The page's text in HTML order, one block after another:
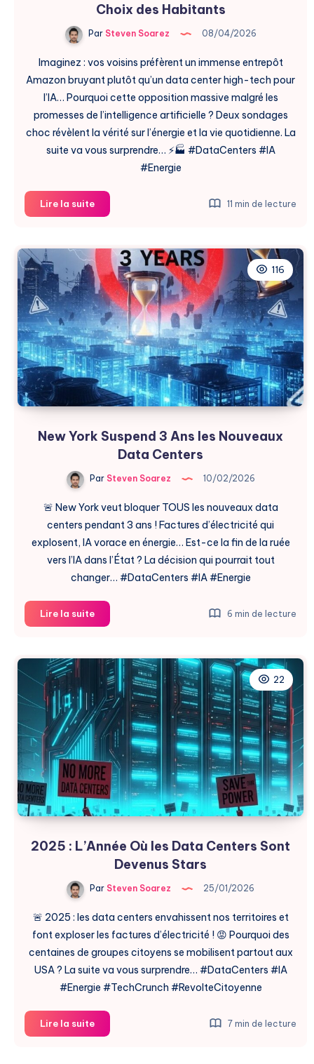
Choix des Habitants
ParSteven Soarez 08/04/2026
Imaginez : vos voisins préfèrent un immense entrepôt
Amazon bruyant plutôt qu’un data center high-tech pour
l’IA… Pourquoi cette opposition massive malgré les
promesses de l’intelligence artificielle ? Deux sondages
choc révèlent la vérité sur l’énergie et la vie quotidienne. La
suite va vous surprendre… ⚡🏭 #DataCenters #IA
#Energie
Lire la suiteData
Centers
Entrepôts
Amazon
Le
Choix
des
Habitants
11 min de lecture
116
New York Suspend 3 Ans les Nouveaux
Data Centers
ParSteven Soarez 10/02/2026
🚨 New York veut bloquer TOUS les nouveaux data
centers pendant 3 ans ! Factures d’électricité qui
explosent, IA vorace en énergie… Est-ce la fin de la ruée
vers l’IA dans l’État ? La décision qui pourrait tout
changer… #DataCenters #IA #Energie
Lire la suiteNew
York
3
Ans
les
Nouveaux
Data
Centers
6 min de lecture
22
2025 : L’Année Où les Data Centers Sont
Devenus Stars
Par Steven Soarez 25/01/2026
🚨 2025 : les data centers envahissent nos territoires et
font exploser les factures d’électricité ! 😡 Pourquoi des
centaines de groupes citoyens se mobilisent partout aux
USA ? La suite va vous surprendre… #DataCenters #IA
#Energie #TechCrunch #RevolteCitoyenne
Lire la suite2025
:
7 min de lecture